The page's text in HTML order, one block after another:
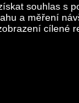
souhlas s
a měření
cílené